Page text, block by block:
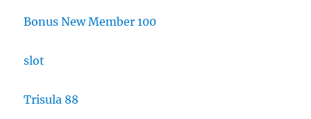
Bonus New Member 100
slot
Trisula 88